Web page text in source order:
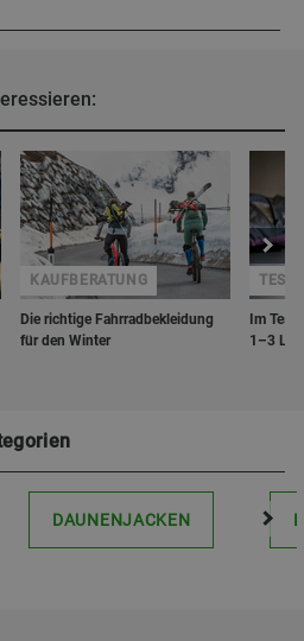
Die richtige Fahrradbekleidung
für den Winter
KAUFBERATUNG
Im
1–3
DAUNENJACKEN